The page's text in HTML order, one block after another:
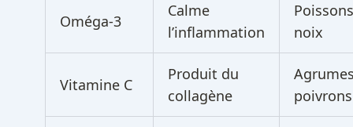
Oméga-3
Calme
l’inflammation
noix
Vitamine C
Produit du
collagène
poivrons